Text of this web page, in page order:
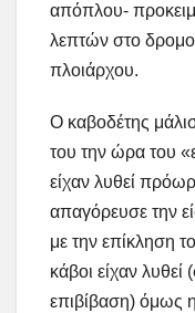
απόπλου-
λεπτών στο
πλοιάρχου.
Ο καβοδέτης
του την ώρα του
είχαν λυθεί
απαγόρευσε την
με την επίκληση
κάβοι είχαν λυθεί
επιβίβαση) όμως